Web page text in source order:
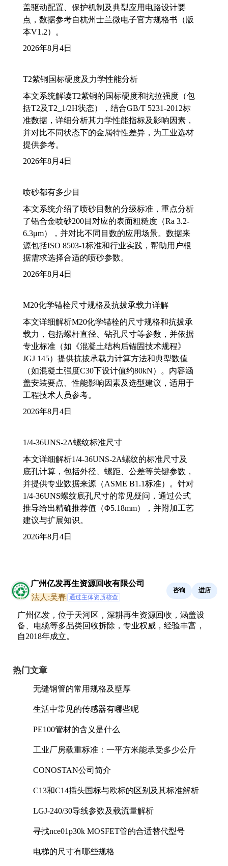
盖驱动配置、保护机制及典型应用电路设计要
点，数据参考自杭州士兰微电子官方规格书（版
本V1.2）。
2026年8月4日
T2紫铜国标硬度及力学性能分析
本文系统解读T2紫铜的国标硬度和抗拉强度（包
括T2及T2_1/2H状态），结合GB/T 5231-2012标
准数据，详细分析其力学性能指标及影响因素，
并对比不同状态下的金属特性差异，为工业选材
提供参考。
2026年8月4日
喷砂都有多少目
本文系统介绍了喷砂目数的分级标准，重点分析
了铝合金喷砂200目对应的表面粗糙度（Ra 3.2-
6.3μm），并对比不同目数的应用场景。数据来
源包括ISO 8503-1标准和行业实践，帮助用户根
据需求选择合适的喷砂参数。
2026年8月4日
M20化学锚栓尺寸规格及抗拔承载力详解
本文详细解析M20化学锚栓的尺寸规格和抗拔承
载力，包括螺杆直径、钻孔尺寸等参数，并依据
专业标准（如《混凝土结构后锚固技术规程》
JGJ 145）提供抗拔承载力计算方法和典型数值
（如混凝土强度C30下设计值约80kN）。内容涵
盖安装要点、性能影响因素及选型建议，适用于
工程技术人员参考。
2026年8月4日
1/4-36UNS-2A螺纹标准尺寸
本文详细解析1/4-36UNS-2A螺纹的标准尺寸及
底孔计算，包括外径、螺距、公差等关键参数，
并提供专业数据来源（ASME B1.1标准）。针对
1/4-36UNS螺纹底孔尺寸的常见疑问，通过公式
推导给出精确推荐值（Φ5.18mm），并附加工艺
建议与扩展知识。
2026年8月4日
广州亿发再生资源回收有限公司
法人:吴春 通过主体资质核查
咨询 进店
广州亿发，位于天河区，深耕再生资源回收，涵盖设
备、电缆等多品类回收拆除，专业权威，经验丰富，
自2018年成立。
热门文章
无缝钢管的常用规格及壁厚
生活中常见的传感器有哪些呢
PE100管材的含义是什么
工业厂房载重标准：一平方米能承受多少公斤
CONOSTAN公司简介
C13和C14插头国标与欧标的区别及其标准解析
LGJ-240/30导线参数及载流量解析
寻找nce01p30k MOSFET管的合适替代型号
电梯的尺寸有哪些规格